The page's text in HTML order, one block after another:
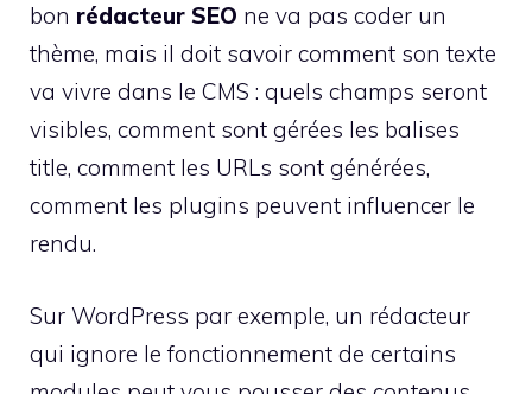
bon rédacteur SEO ne va pas coder un
thème, mais il doit savoir comment son texte
va vivre dans le CMS : quels champs seront
visibles, comment sont gérées les balises
title, comment les URLs sont générées,
comment les plugins peuvent influencer le
rendu.
Sur WordPress par exemple, un rédacteur
qui ignore le fonctionnement de certains